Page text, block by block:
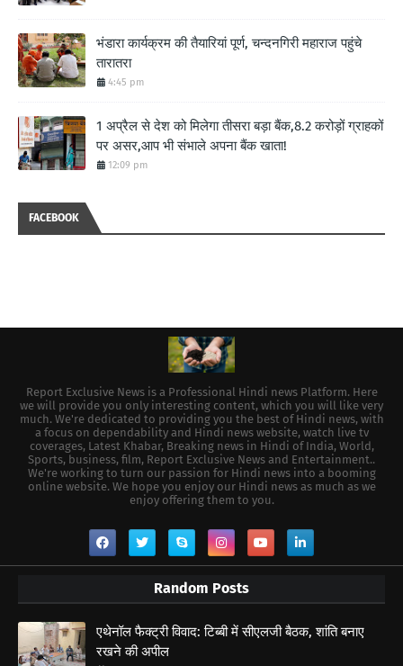
भंडारा कार्यक्रम की तैयारियां पूर्ण, चन्दनगिरी महाराज पहुंचे
तारातरा
4:45 pm
1 अप्रैल से देश को मिलेगा तीसरा बड़ा बैंक,8.2 करोड़ों ग्राहकों
पर असर,आप भी संभाले अपना बैंक खाता!
12:09 pm
FACEBOOK
Report Exclusive News is a Professional Hindi news Platform. Here
we will provide you only interesting content, which you will like very
much. We're dedicated to providing you the best of Hindi news, with
a focus on dependability and Hindi news website, watch live tv
coverages, Latest Khabar, Breaking news in Hindi of India, World,
Sports, business, film, Report Exclusive News and Entertainment..
We're working to turn our passion for Hindi news into a booming
online website. We hope you enjoy our Hindi news as much as we
enjoy offering them to you.
Random Posts
एथेनॉल फैक्ट्री विवाद: टिब्बी में सीएलजी बैठक, शांति बनाए
रखने की अपील